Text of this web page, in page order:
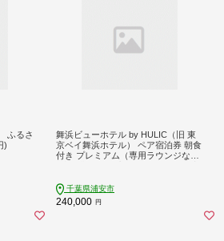
ふるさ
)
舞浜ビューホテル by HULIC（旧 東
京ベイ舞浜ホテル） ペア宿泊券 朝食
付き プレミアム（専用ラウンジなど
ーポン 利用券
千葉県浦安市
240,000 円